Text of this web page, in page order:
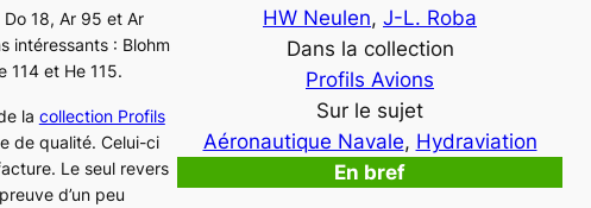
Do 18, Ar 95 et Ar
intéressants : Blohm
114et He 115.
la collection Profils
de qualité. Celui-ci
Le seul revers
d’un peu
HW Neulen, J-L. Roba
Dans la collection
Profils Avions
Sur le sujet
Aéronautique Navale, Hydraviation
En bref